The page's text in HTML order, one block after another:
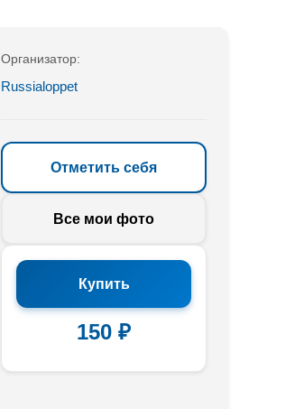
Организатор:
Russialoppet
Отметить себя
Все мои фото
Купить
150 ₽